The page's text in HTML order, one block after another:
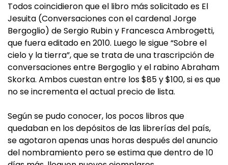
Todos coincidieron que el libro más solicitado es El
Jesuita (Conversaciones con el cardenal Jorge
Bergoglio) de Sergio Rubin y Francesca Ambrogetti,
que fuera editado en 2010. Luego le sigue “Sobre el
cielo y la tierra”, que se trata de una trascripción de
conversaciones entre Bergoglio y el rabino Abraham
Skorka. Ambos cuestan entre los $85 y $100, si es que
no se incrementa el actual precio de lista.
Según se pudo conocer, los pocos libros que
quedaban en los depósitos de las librerías del país,
se agotaron apenas unas horas después del anuncio
del nombramiento pero se estima que dentro de 10